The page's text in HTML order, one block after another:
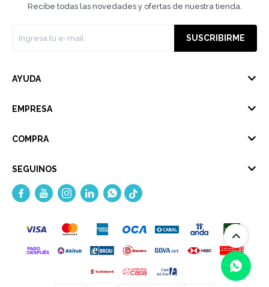
Recibe todas las novedades y ofertas de nuestra tienda.
SUSCRIBIRME
AYUDA
EMPRESA
COMPRA
SEGUINOS
    